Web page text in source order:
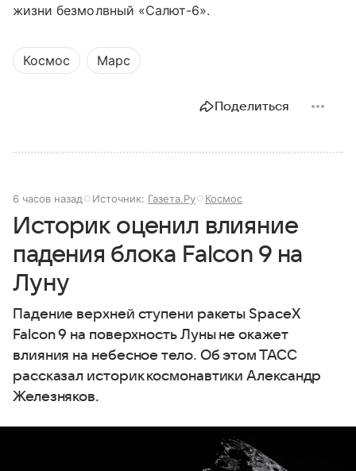
жизни безмолвный «Салют-6».
Космос Марс
Поделиться
6 часов назад Источник: Газета.Ру Космос
Историк оценил влияние
падения блока Falcon 9 на
Луну
Падение верхней ступени ракеты SpaceX
Falcon 9 на поверхность Луны не окажет
влияния на небесное тело. Об этом ТАСС
рассказал историк космонавтики Александр
Железняков.